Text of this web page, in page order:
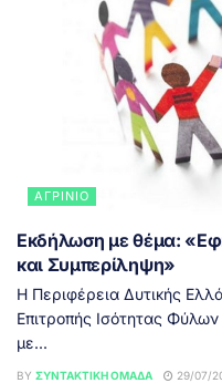
ΑΓΡΊΝΙΟ
Εκδήλωση με θέμα:
και Συμπερίληψη»
Η Περιφέρεια Δυτικής
Επιτροπής Ισότητας
με...
BY ΣΥΝΤΑΚΤΙΚΉ ΟΜΆΔΑ 29/07/